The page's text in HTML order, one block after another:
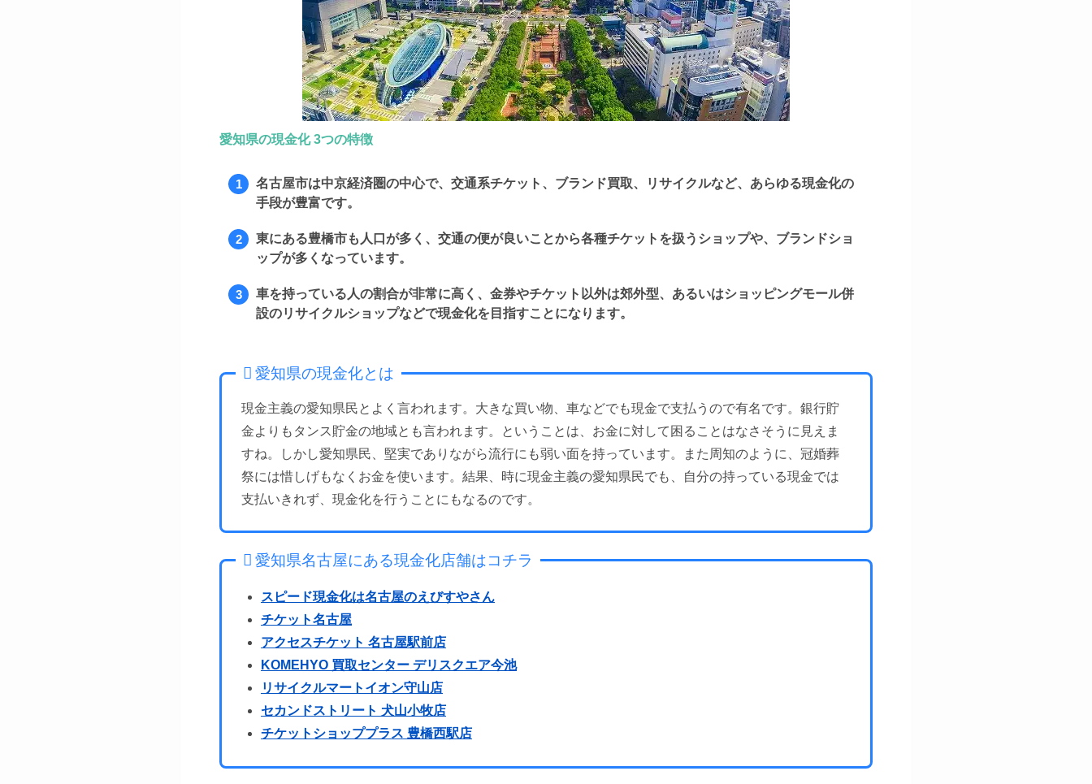
愛知県の現金化 3つの特徴
名古屋市は中京経済圏の中心で、交通系チケット、ブランド買取、リサイクルなど、あらゆる現金化の
手段が豊富です。
東にある豊橋市も人口が多く、交通の便が良いことから各種チケットを扱うショップや、ブランドショ
ップが多くなっています。
車を持っている人の割合が非常に高く、金券やチケット以外は郊外型、あるいはショッピングモール併
設のリサイクルショップなどで現金化を目指すことになります。
愛知県の現金化とは
現金主義の愛知県民とよく言われます。大きな買い物、車などでも現金で支払うので有名です。銀行貯
金よりもタンス貯金の地域とも言われます。ということは、お金に対して困ることはなさそうに見えま
すね。しかし愛知県民、堅実でありながら流行にも弱い面を持っています。また周知のように、冠婚葬
祭には惜しげもなくお金を使います。結果、時に現金主義の愛知県民でも、自分の持っている現金では
支払いきれず、現金化を行うことにもなるのです。
愛知県名古屋にある現金化店舗はコチラ
スピード現金化は名古屋のえびすやさん
チケット名古屋
アクセスチケット 名古屋駅前店
KOMEHYO 買取センター デリスクエア今池
リサイクルマートイオン守山店
セカンドストリート 犬山小牧店
チケットショッププラス 豊橋西駅店